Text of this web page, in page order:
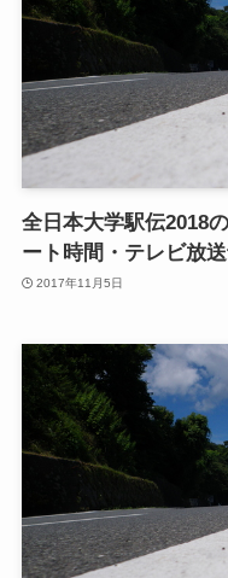
全日本大学駅伝2018
ート時間・テレビ放
2017年11月5日